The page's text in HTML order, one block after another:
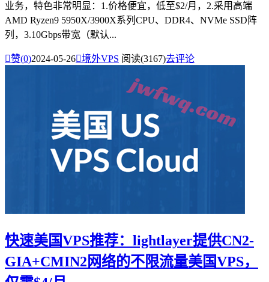
业务，特色非常明显：1.价格便宜，低至$2/月，2.采用高端
AMD Ryzen9 5950X/3900X系列CPU、DDR4、NVMe SSD阵
列，3.10Gbps带宽（默认...
赞(0)2024-05-26境外VPS 阅读(3167)去评论
快速美国VPS推荐：lightlayer提供CN2-
GIA+CMIN2网络的不限流量美国VPS，